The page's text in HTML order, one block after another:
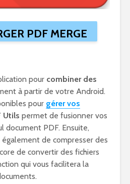
PDF MERGE
pour combiner des
à partir de votre Android.
pour gérer vos
Utils permet de fusionner vos
document PDF. Ensuite,
également de compresser des
de convertir des fichiers
qui vous facilitera la